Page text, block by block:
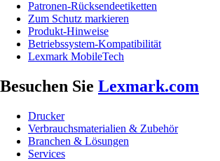
Patronen-Rücksendeetiketten
Zum Schutz markieren
Produkt-Hinweise
Betriebssystem-Kompatibilität
Lexmark MobileTech
Besuchen Sie Lexmark.com
Drucker
Verbrauchsmaterialien & Zubehör
Branchen & Lösungen
Services